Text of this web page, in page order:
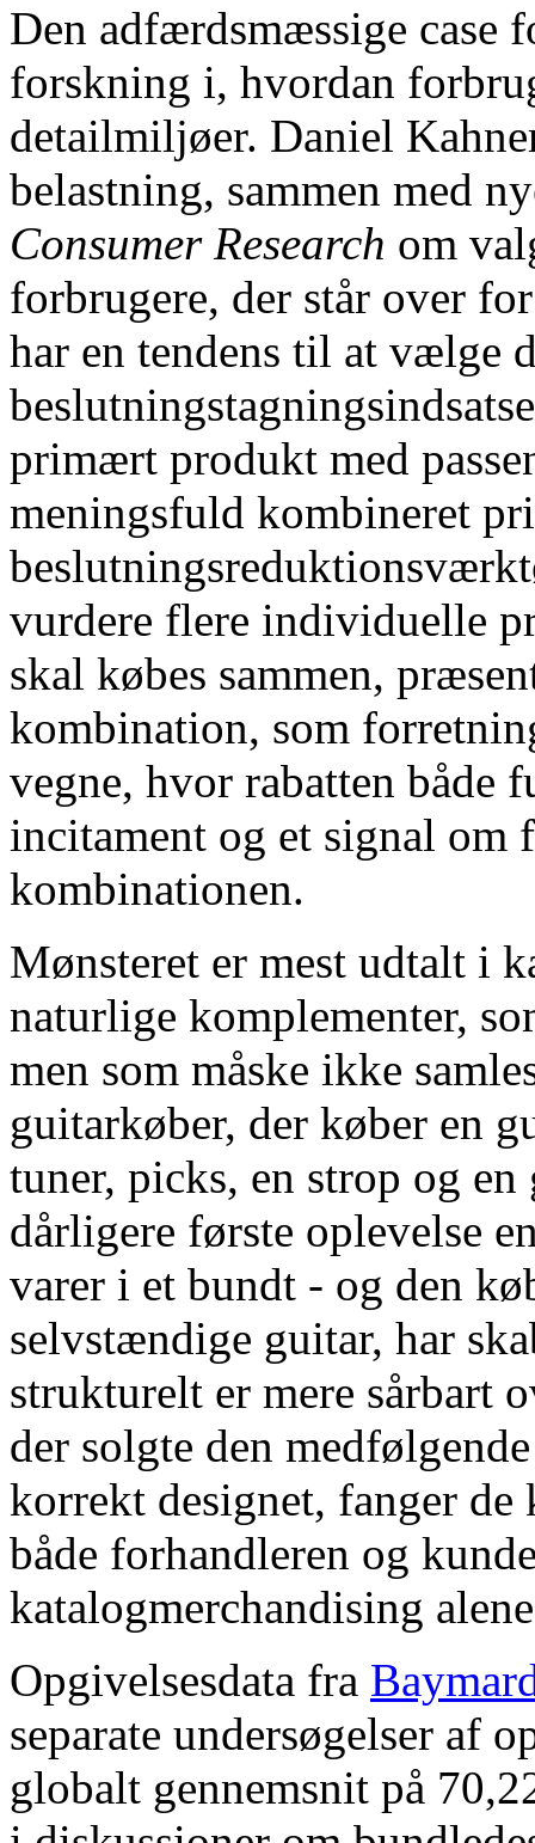
Den adfærdsmæssige case
forskning i, hvordan
detailmiljøer. Daniel
belastning, sammen med
Consumer Research om
forbrugere, der står over
har en tendens til at vælge
primært produkt med
meningsfuld kombineret
vurdere flere individuelle
skal købes sammen,
kombination, som
vegne, hvor rabatten både
incitament og et signal
kombinationen.
Mønsteret er mest udtalt i
naturlige komplementer,
men som måske ikke
guitarkøber, der køber en
tuner, picks, en strop og
dårligere første oplevelse
varer i et bundt - og den
selvstændige guitar, har
strukturelt er mere sårbart
der solgte den
korrekt designet, fanger
både forhandleren og
katalogmerchandising
Opgivelsesdata fra
separate undersøgelser af
globalt gennemsnit på